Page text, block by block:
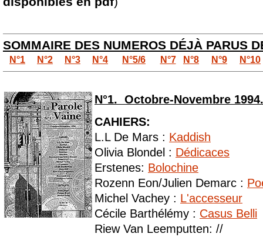
SOMMAIRE DES NUMEROS DÉJÀ PARUS
N°1 N°2 N°3 N°4 N°5/6 N°7 N°8 N°9 N°10
N°1. Octobre-Novembre 1994.
CAHIERS:
L.L De Mars : Kaddish
Olivia Blondel : Dédicaces
Erstenes: Bolochine
Rozenn Eon/Julien Demarc :
Michel Vachey : L'accesseur
Cécile Barthélémy : Casus Belli
Riew Van Leemputten: //